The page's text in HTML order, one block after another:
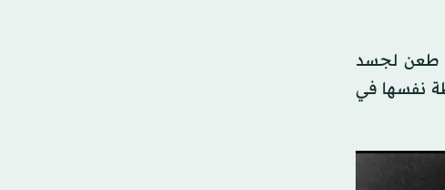
طعن لجسد
نفسها في